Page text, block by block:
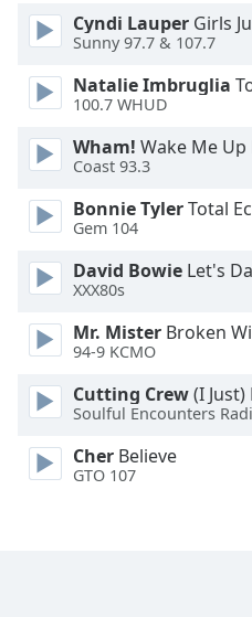
Font
Modal
Dialog
End
dialog
Cyndi Lauper Girls
Sunny 97.7 & 107.7
Natalie Imbruglia
100.7 WHUD
Wham! Wake Me Up
Coast 93.3
Bonnie TylerTotal
Gem 104
David Bowie Let's
XXX80s
Mr. Mister Broken
94-9 KCMO
Cutting Crew(I
Soulful Encounters
Cher Believe
GTO 107